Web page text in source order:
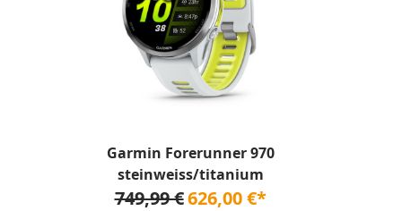
Garmin Forerunner 970
steinweiss/titanium
749,99 €626,00 €*